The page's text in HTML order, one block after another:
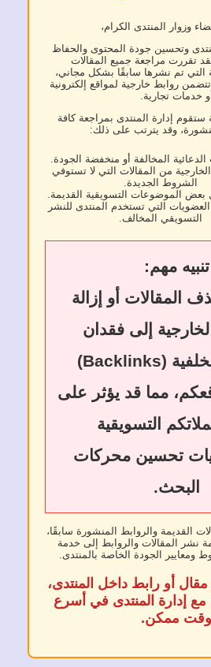
الكرام،
جودة المحتوى والحفاظ
جميع المقالات
سابقًا بشكل مجاني،
خارجية لمواقع إلكترونية
المنتدى بمراجعة كافة
يترتب على ذلك:
أو منخفضة الجودة.
المقالات التي لا تستوفي
الجديدة.
التسويقية القديمة.
تستخدم المنتدى للنشر
المخالف.
أو إزالة
إلى فقدان
الروابط الخلفية (Backlinks)
قد يؤثر على
التسويقية
محركات
والروابط المنشورة سابقًا،
والروابط إلى خدمة
الخاصة بالمنتدى.
داخل المنتدى،
المنتدى في أسرع